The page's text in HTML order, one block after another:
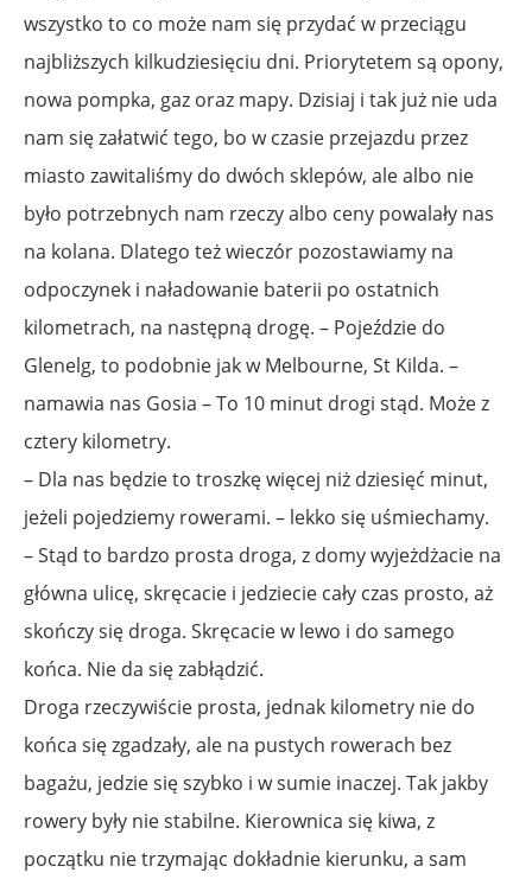
wszystko to co może nam się przydać w przeciągu
najbliższych kilkudziesięciu dni. Priorytetem są opony,
nowa pompka, gaz oraz mapy. Dzisiaj i tak już nie uda
nam się załatwić tego, bo w czasie przejazdu przez
miasto zawitaliśmy do dwóch sklepów, ale albo nie
było potrzebnych nam rzeczy albo ceny powalały nas
na kolana. Dlatego też wieczór pozostawiamy na
odpoczynek i naładowanie baterii po ostatnich
kilometrach, na następną drogę. – Pojeździe do
Glenelg, to podobnie jak w Melbourne, St Kilda. –
namawia nas Gosia – To 10 minut drogi stąd. Może z
cztery kilometry.
– Dla nas będzie to troszkę więcej niż dziesięć minut,
jeżeli pojedziemy rowerami. – lekko się uśmiechamy.
– Stąd to bardzo prosta droga, z domy wyjeżdżacie na
główna ulicę, skręcacie i jedziecie cały czas prosto, aż
skończy się droga. Skręcacie w lewo i do samego
końca. Nie da się zabłądzić.
Droga rzeczywiście prosta, jednak kilometry nie do
końca się zgadzały, ale na pustych rowerach bez
bagażu, jedzie się szybko i w sumie inaczej. Tak jakby
rowery były nie stabilne. Kierownica się kiwa, z
początku nie trzymając dokładnie kierunku, a sam